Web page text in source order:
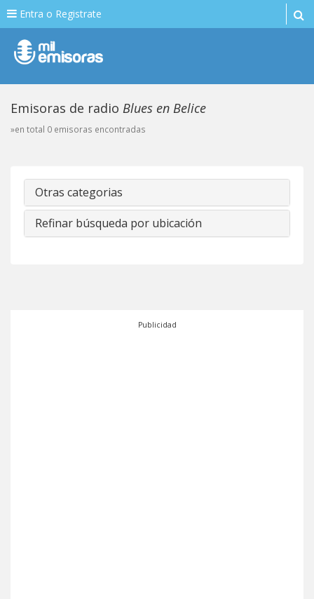
Entra o Registrate
Emisoras de radio Blues en Belice
»en total 0 emisoras encontradas
Otras categorias
Refinar búsqueda por ubicación
Publicidad